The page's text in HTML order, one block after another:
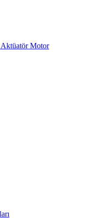
Motor